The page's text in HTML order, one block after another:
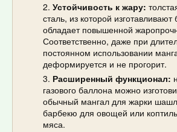
Устойчивость к жару:
сталь, из которой
обладает повышенной
Соответственно, даже при
постоянном использовании
деформируется и не прогорит.
Расширенный функционал:
газового баллона можно
обычный мангал для жарки
барбекю для овощей или
мяса.